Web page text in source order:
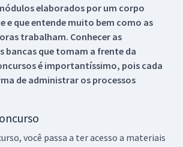
elaborados por um corpo
e que entende muito bem como as
trabalham. Conhecer as
bancas que tomam a frente da
é importantíssimo, pois cada
de administrar os processos
você passa a ter acesso a materiais